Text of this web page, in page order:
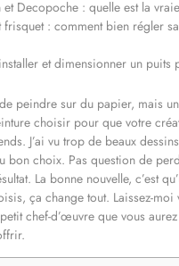
peindre sur du papier, mais
choisir pour que votre
J’ai vu trop de beaux
bon choix. Pas question de
La bonne nouvelle, c’est
ça change tout. Laissez-
petit chef-d’œuvre que vous
et Decopoche : quelle est la
frisquet : comment bien régler
et dimensionner un puits